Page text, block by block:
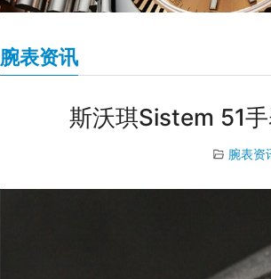
腕表资讯
斯沃琪Sistem 51
腕表资